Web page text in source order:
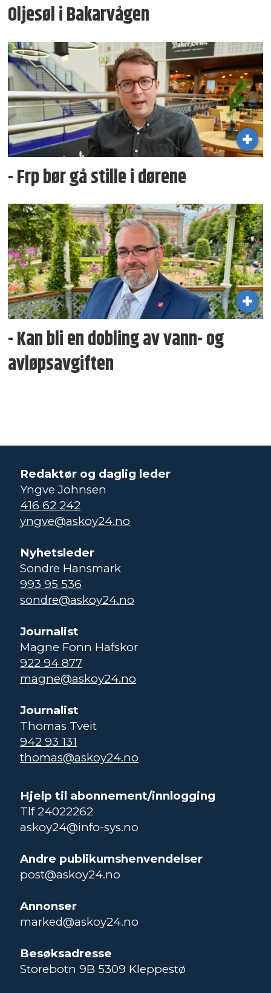
Oljesøl i Bakarvågen
- Frp bør gå stille i dørene
- Kan bli en dobling av vann- og
avløpsavgiften
Redaktør og daglig leder
Yngve Johnsen
416 62 242
yngve@askoy24.no
Nyhetsleder
Sondre Hansmark
993 95 536
sondre@askoy24.no
Journalist
Magne Fonn Hafskor
922 94 877
magne@askoy24.no
Journalist
Thomas Tveit
942 93 131
thomas@askoy24.no
Hjelp til abonnement/innlogging
Tlf 24022262
askoy24@info-sys.no
Andre publikumshenvendelser
post@askoy24.no
Annonser
marked@askoy24.no
Besøksadresse
Storebotn 9B 5309 Kleppestø